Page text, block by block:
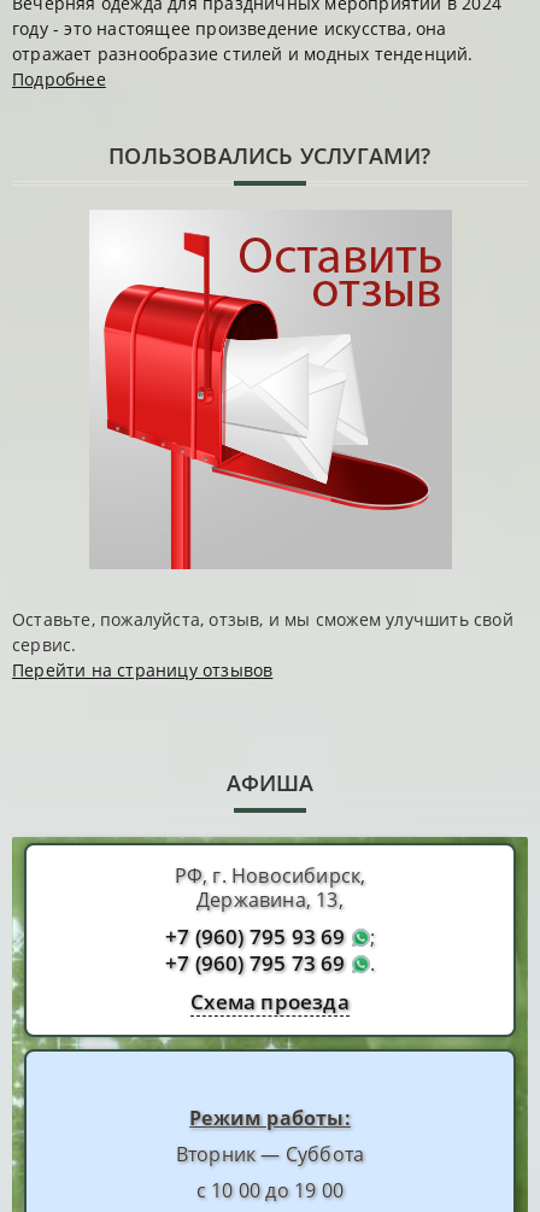
году - это настоящее произведение искусства, она
отражает разнообразие стилей и модных тенденций.
Подробнее
ПОЛЬЗОВАЛИСЬ УСЛУГАМИ?
Оставьте, пожалуйста, отзыв, и мы сможем улучшить свой
сервис.
Перейти на страницу отзывов
АФИША
РФ, г. Новосибирск,
Державина, 13,
+7 (960) 795 93 69 ;
+7 (960) 795 73 69 .
Схема проезда
Режим работы:
Вторник — Суббота
с 10 00 до 19 00